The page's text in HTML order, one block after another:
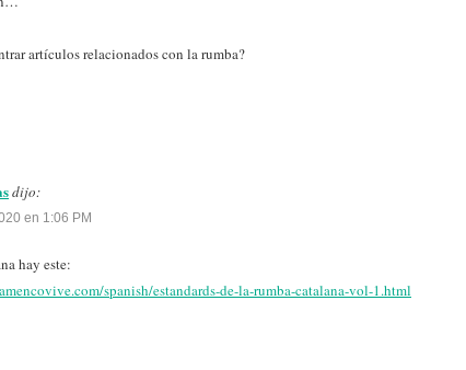
artículos relacionados con la rumba?
dijo:
en 1:06 PM
hay este:
spanish/estandards-de-la-rumba-catalana-vol-1.html